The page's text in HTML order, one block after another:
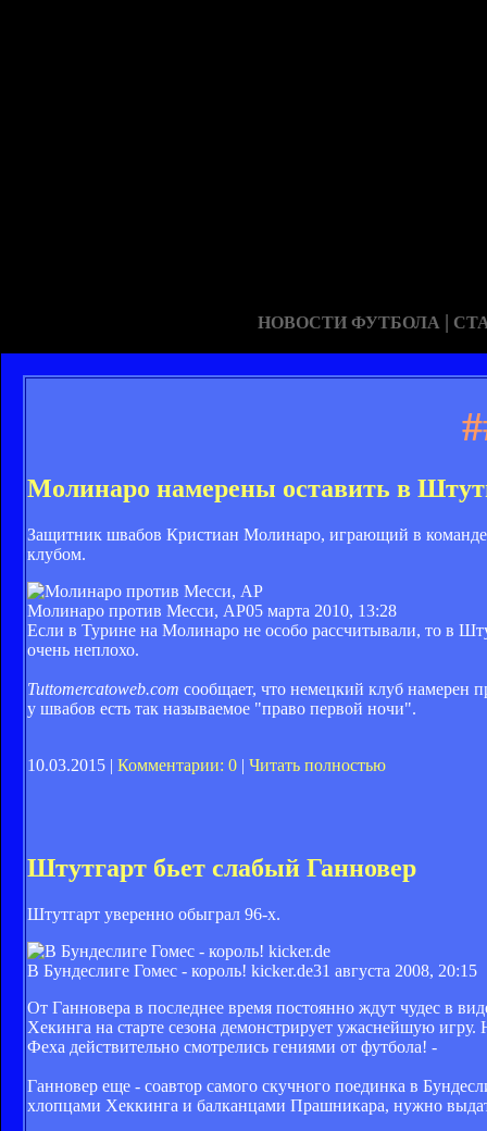
НОВОСТИ ФУТБОЛА |
Молинаро намерены оставить в
Защитник швабов Кристиан Молинаро, играющий в
клубом.
Молинаро против Месси, АР05 марта 2010, 13:28
Если в Турине на Молинаро не особо рассчитывали, то в
очень неплохо.
Tuttomercatoweb.com сообщает, что немецкий клуб намерен
у швабов есть так называемое "право первой ночи".
10.03.2015 | Комментарии: 0 | Читать полностью
Штутгарт бьет слабый Ганновер
Штутгарт уверенно обыграл 96-х.
В Бундеcлиге Гомес - король! kicker.de31 августа 2008, 20:15
От Ганновера в последнее время постоянно ждут чудес в
Хекинга на старте сезона демонстрирует ужаснейшую
Феха действительно смотрелись гениями от футбола! -
Ганновер еще - соавтор самого скучного поединка в
хлопцами Хеккинга и балканцами Прашникара, нужно